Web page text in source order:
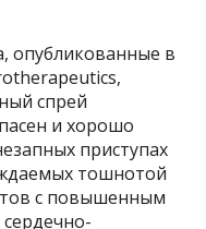
опубликованные в
спрей
и хорошо
приступах
тошнотой
с повышенным